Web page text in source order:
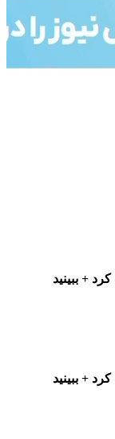
+ ببینید
+ ببینید